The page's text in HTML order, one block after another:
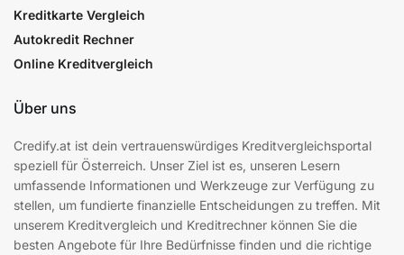
Kreditkarte Vergleich
Autokredit Rechner
Online Kreditvergleich
Über uns
Credify.at ist dein vertrauenswürdiges Kreditvergleichsportal
speziell für Österreich. Unser Ziel ist es, unseren Lesern
umfassende Informationen und Werkzeuge zur Verfügung zu
stellen, um fundierte finanzielle Entscheidungen zu treffen. Mit
unserem Kreditvergleich und Kreditrechner können Sie die
besten Angebote für Ihre Bedürfnisse finden und die richtige